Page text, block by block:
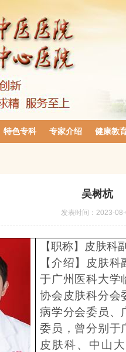
特色专科 专家介绍 健康教
吴树杭
发表时间： 2023-
【职称】皮肤科
【介绍】
皮肤科
于广州医科大学
协会皮肤科分会
病学分会委员、
委员，曾分别于
皮肤科、中山